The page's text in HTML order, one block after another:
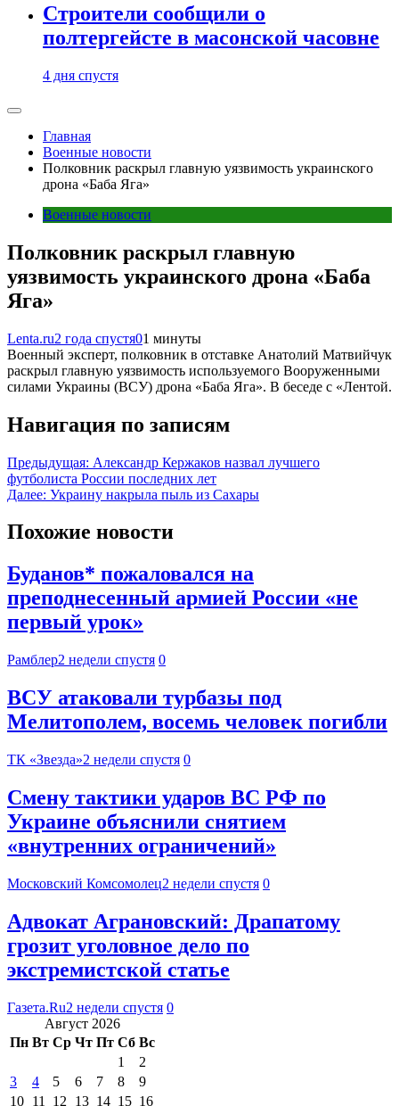
Строители сообщили о
полтергейсте в масонской часовне
4 дня спустя
Главная
Военные новости
Полковник раскрыл главную уязвимость украинского
дрона «Баба Яга»
Военные новости
Полковник раскрыл главную
уязвимость украинского дрона «Баба
Яга»
Lenta.ru2 года спустя01 минуты
Военный эксперт, полковник в отставке Анатолий Матвийчук
раскрыл главную уязвимость используемого Вооруженными
силами Украины (ВСУ) дрона «Баба Яга». В беседе с «Лентой.
Навигация по записям
Предыдущая: Александр Кержаков назвал лучшего
футболиста России последних лет
Далее: Украину накрыла пыль из Сахары
Похожие новости
Буданов* пожаловался на
преподнесенный армией России «не
первый урок»
Рамблер2 недели спустя 0
ВСУ атаковали турбазы под
Мелитополем, восемь человек погибли
ТК «Звезда»2 недели спустя 0
Смену тактики ударов ВС РФ по
Украине объяснили снятием
«внутренних ограничений»
Московский Комсомолец2 недели спустя 0
Адвокат Аграновский: Драпатому
грозит уголовное дело по
экстремистской статье
Газета.Ru2 недели спустя 0
Август 2026
Пн Вт Ср Чт Пт Сб Вс
1
2
3
4 5 6 7 8
9
10 11 12 13 14 15 16